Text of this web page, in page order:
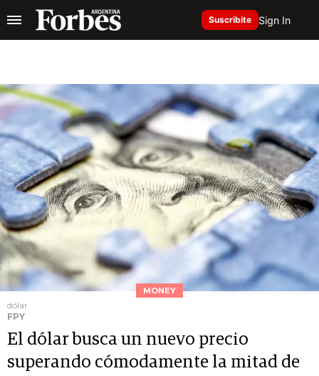
Suscribite Sign In
MONEY
dólar
FPY
El dólar busca un nuevo precio
superando cómodamente la mitad de